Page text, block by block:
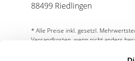
88499 Riedlingen
* Alle Preise inkl. gesetzl.
Versandkosten, wenn nicht anders